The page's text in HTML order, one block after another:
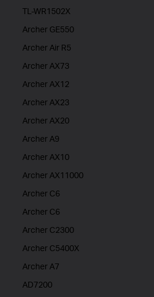
TL-WR1502X
Archer GE550
Archer Air R5
Archer AX73
Archer AX12
Archer AX23
Archer AX20
Archer A9
Archer AX10
Archer AX11000
Archer C6
Archer C6
Archer C2300
Archer C5400X
Archer A7
AD7200